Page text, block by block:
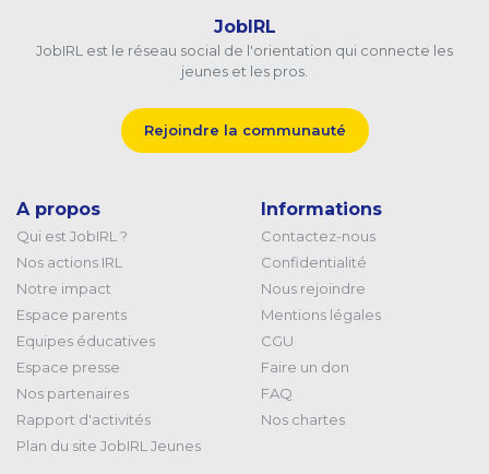
JobIRL
JobIRL est le réseau social de l'orientation qui connecte les
jeunes et les pros.
Rejoindre la communauté
A propos
Qui est JobIRL ?
Nos actions IRL
Notre impact
Espace parents
Equipes éducatives
Espace presse
Nos partenaires
Rapport d'activités
Plan du site JobIRL Jeunes
Informations
Contactez-nous
Confidentialité
Nous rejoindre
Mentions légales
CGU
Faire un don
FAQ
Nos chartes